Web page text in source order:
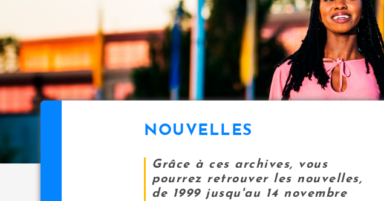
NOUVELLES
Grâce à ces archives, vous
pourrez retrouver les nouvelles,
de 1999 jusqu'au 14 novembre